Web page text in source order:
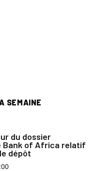
SEMAINE
du dossier
Bank of Africa relatif
dépôt